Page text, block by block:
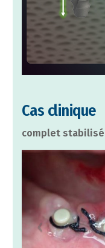
Cas clinique
complet